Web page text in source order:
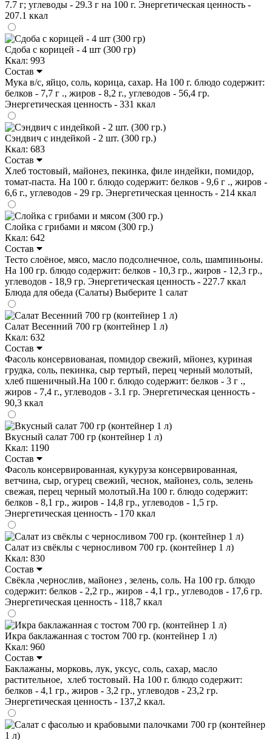
7.7 г; углеводы - 29.3 г на 100 г. Энергетическая ценность -
207.1 ккал
Сдоба с корицей - 4 шт (300 гр)
Ккал: 993
Состав
Мука в/с, яйцо, соль, корица, сахар. На 100 г. блюдо содержит:
белков - 7,7 г ., жиров - 8,2 г., углеводов - 56,4 гр.
Энергетическая ценность - 331 ккал
Сэндвич с индейкой - 2 шт. (300 гр.)
Ккал: 683
Состав
Хлеб тостовый, майонез, пекинка, филе индейки, помидор,
томат-паста. На 100 г. блюдо содержит: белков - 9,6 г ., жиров -
6,6 г., углеводов - 29 гр. Энергетическая ценность - 214 ккал
Слойка с грибами и мясом (300 гр.)
Ккал: 642
Состав
Тесто слоёное, мясо, масло подсолнечное, соль, шампиньоны.
На 100 гр. блюдо содержит: белков - 10,3 гр., жиров - 12,3 гр.,
углеводов - 18,9 гр. Энергетическая ценность - 227.7 ккал
Блюда для обеда (Салаты) Выберите 1 салат
Салат Весенний 700 гр (контейнер 1 л)
Ккал: 632
Состав
Фасоль консервиованая, помидор свежий, мйонез, куриная
грудка, соль, пекинка, сыр тертый, перец черный молотый,
хлеб пшеничный.На 100 г. блюдо содержит: белков - 3 г .,
жиров - 7,4 г., углеводов - 3.1 гр. Энергетическая ценность -
90,3 ккал
Вкусный салат 700 гр (контейнер 1 л)
Ккал: 1190
Состав
Фасоль консервированная, кукуруза консервированная,
ветчина, сыр, огурец свежий, чеснок, майонез, соль, зелень
свежая, перец черный молотый.На 100 г. блюдо содержит:
белков - 8,1 гр., жиров - 14,8 гр., углеводов - 1,5 гр.
Энергетическая ценность - 170 ккал
Салат из свёклы с черносливом 700 гр. (контейнер 1 л)
Ккал: 830
Состав
Свёкла ,чернослив, майонез , зелень, соль. На 100 гр. блюдо
содержит: белков - 2,2 гр., жиров - 4,1 гр., углеводов - 17,6 гр.
Энергетическая ценность - 118,7 ккал
Икра баклажанная с тостом 700 гр. (контейнер 1 л)
Ккал: 960
Состав
Баклажаны, морковь, лук, уксус, соль, сахар, масло
растительное, хлеб тостовый. На 100 г. блюдо содержит:
белков - 4,1 гр., жиров - 3,2 гр., углеводов - 23,2 гр.
Энергетическая ценность - 137,2 ккал.